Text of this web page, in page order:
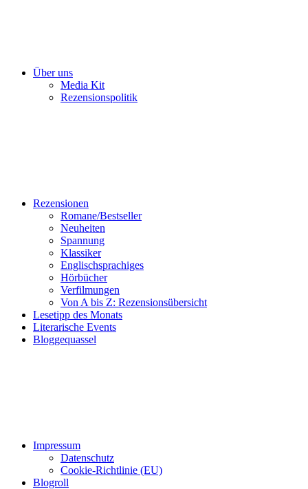
Über uns
Media Kit
Rezensionspolitik
Rezensionen
Romane/Bestseller
Neuheiten
Spannung
Klassiker
Englischsprachiges
Hörbücher
Verfilmungen
Von A bis Z: Rezensionsübersicht
Lesetipp des Monats
Literarische Events
Bloggequassel
Impressum
Datenschutz
Cookie-Richtlinie (EU)
Blogroll